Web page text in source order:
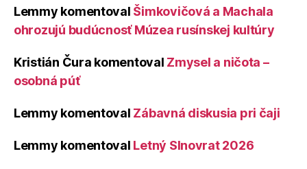
Lemmy komentoval Šimkovičová a Machala
ohrozujú budúcnosť Múzea rusínskej kultúry
Kristián Čura komentoval Zmysel a ničota –
osobná púť
Lemmy komentoval Zábavná diskusia pri čaji
Lemmy komentoval Letný Slnovrat 2026